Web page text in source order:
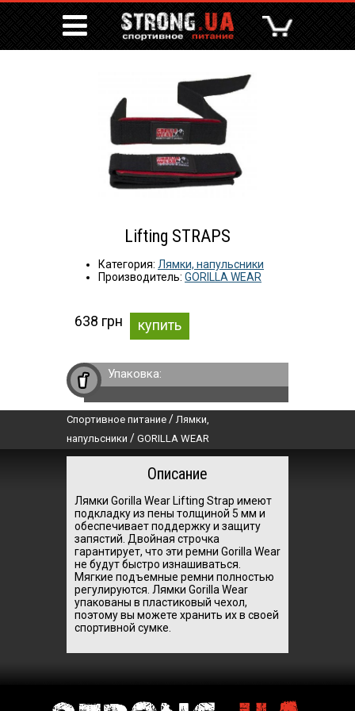
Lifting STRAPS
Категория: Лямки, напульсники
Производитель: GORILLA WEAR
638 грн купить
Упаковка:
Спортивное питание / Лямки,
напульсники / GORILLA WEAR
Описание
Лямки Gorilla Wear Lifting Strap имеют
подкладку из пены толщиной 5 мм и
обеспечивает поддержку и защиту
запястий. Двойная строчка
гарантирует, что эти ремни Gorilla Wear
не будут быстро изнашиваться.
Мягкие подъемные ремни полностью
регулируются. Лямки Gorilla Wear
упакованы в пластиковый чехол,
поэтому вы можете хранить их в своей
спортивной сумке.